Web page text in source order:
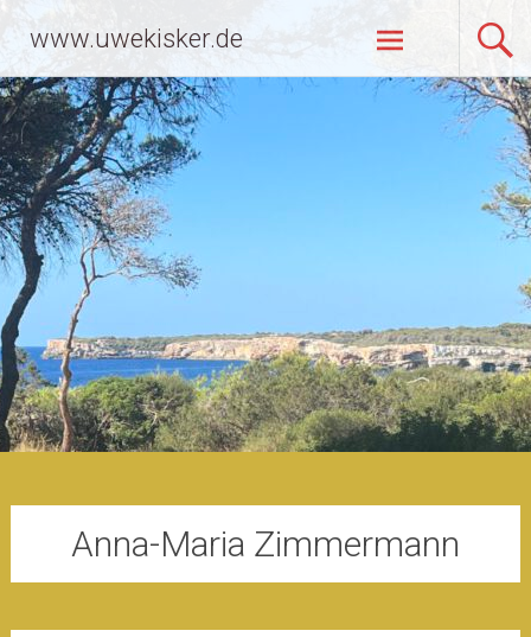
Inhalt
springen
www.uwekisker.de
Anna-Maria Zimmermann